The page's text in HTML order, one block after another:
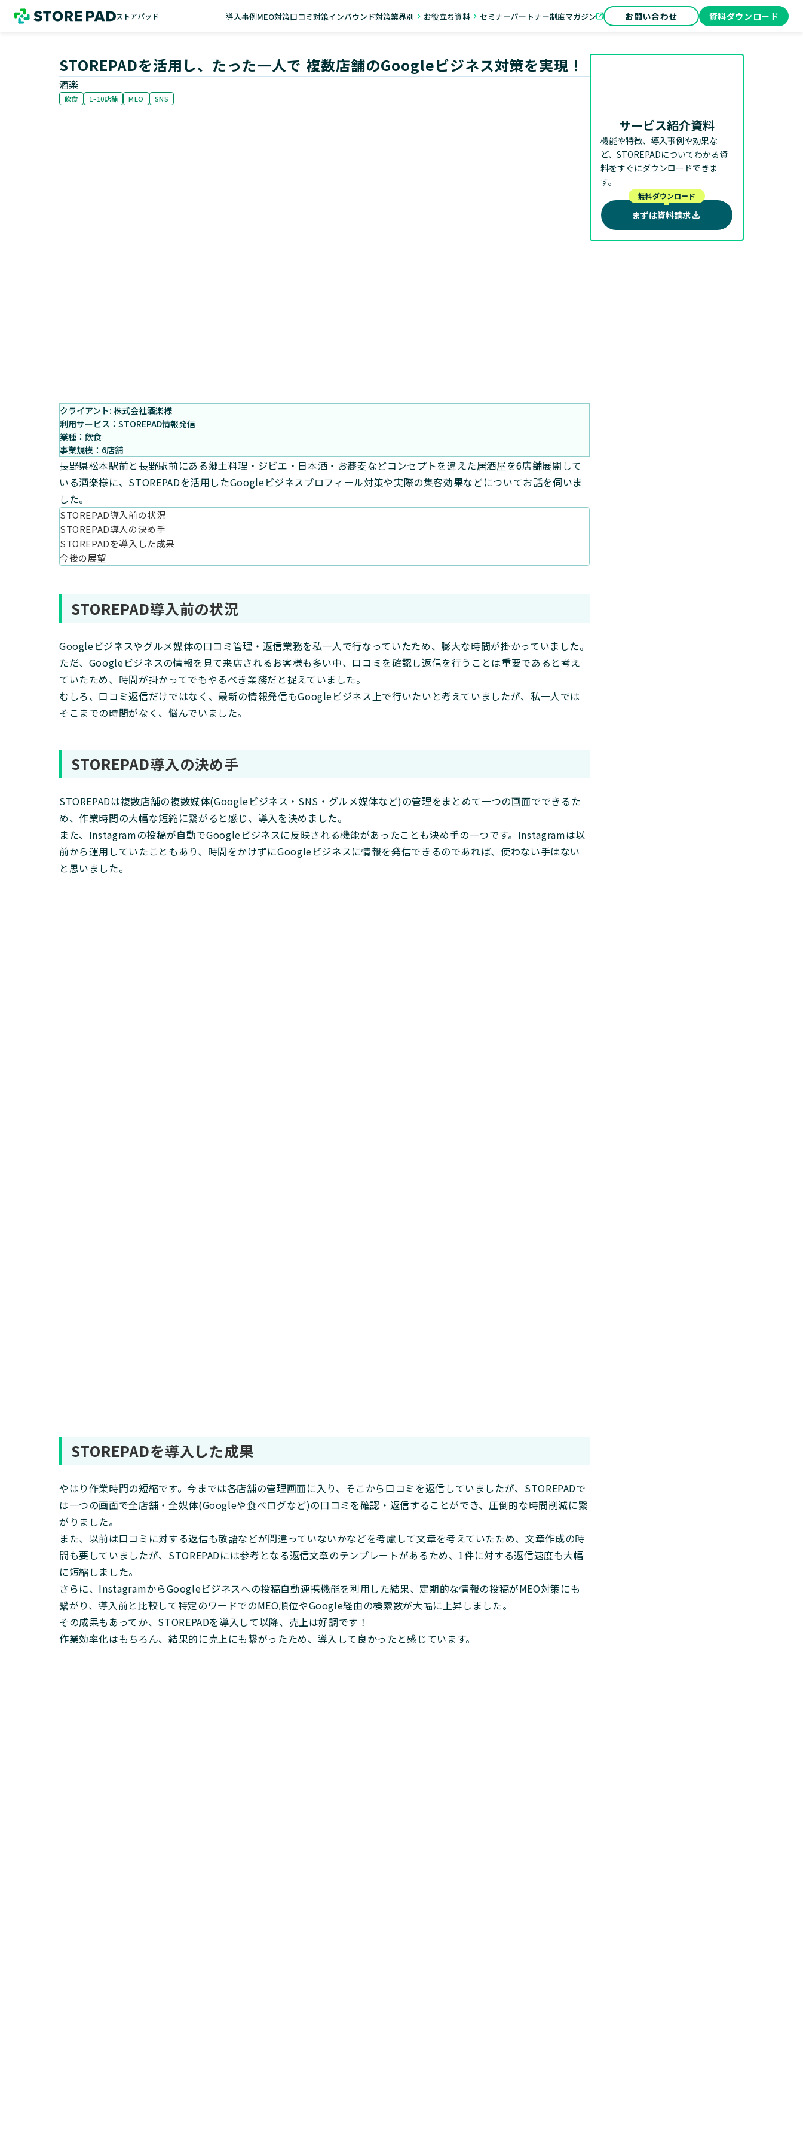
STOREPADを活用し、たった一人で 複数店舗のGoogleビジネス対策を実現！
酒楽
飲食 1~10店舗 MEO SNS
クライアント: 株式会社酒楽様
利用サービス：STOREPAD情報発信
業種：飲食
事業規模：6店舗
長野県松本駅前と長野駅前にある郷土料理・ジビエ・日本酒・お蕎麦などコンセプトを違えた居酒屋を6店舗展開して
いる酒楽様に、STOREPADを活用したGoogleビジネスプロフィール対策や実際の集客効果などについてお話を伺いま
した。
STOREPAD導入前の状況
STOREPAD導入の決め手
STOREPADを導入した成果
今後の展望
STOREPAD導入前の状況
Googleビジネスやグルメ媒体の口コミ管理・返信業務を私一人で行なっていたため、膨大な時間が掛かっていました。
ただ、Googleビジネスの情報を見て来店されるお客様も多い中、口コミを確認し返信を行うことは重要であると考え
ていたため、時間が掛かってでもやるべき業務だと捉えていました。
むしろ、口コミ返信だけではなく、最新の情報発信もGoogleビジネス上で行いたいと考えていましたが、私一人では
そこまでの時間がなく、悩んでいました。
STOREPAD導入の決め手
STOREPADは複数店舗の複数媒体(Googleビジネス・SNS・グルメ媒体など)の管理をまとめて一つの画面でできるた
め、作業時間の大幅な短縮に繋がると感じ、導入を決めました。
また、Instagramの投稿が自動でGoogleビジネスに反映される機能があったことも決め手の一つです。Instagramは以
前から運用していたこともあり、時間をかけずにGoogleビジネスに情報を発信できるのであれば、使わない手はない
と思いました。
STOREPADを導入した成果
やはり作業時間の短縮です。今までは各店舗の管理画面に入り、そこから口コミを返信していましたが、STOREPADで
は一つの画面で全店舗・全媒体(Googleや食べログなど)の口コミを確認・返信することができ、圧倒的な時間削減に繋
がりました。
また、以前は口コミに対する返信も敬語などが間違っていないかなどを考慮して文章を考えていたため、文章作成の時
間も要していましたが、STOREPADには参考となる返信文章のテンプレートがあるため、1件に対する返信速度も大幅
に短縮しました。
さらに、InstagramからGoogleビジネスへの投稿自動連携機能を利用した結果、定期的な情報の投稿がMEO対策にも
繋がり、導入前と比較して特定のワードでのMEO順位やGoogle経由の検索数が大幅に上昇しました。
その成果もあってか、STOREPADを導入して以降、売上は好調です！
作業効率化はもちろん、結果的に売上にも繋がったため、導入して良かったと感じています。
サービス紹介資料
機能や特徴、導入事例や効果な
ど、STOREPADについてわかる資
料をすぐにダウンロードできま
す。
無料ダウンロード
まずは資料請求
ストアパッド 導入事例セミナー資料一覧お知らせ 店舗運営マガジン 飲食店の方へ お問い合わせ 資料ダウンロード
ストアパッド 導入事例MEO対策口コミ対策インバウンド対策業界別 navigate_next お役立ち資料 navigate_next セミナーパートナー制度マガジン お問い合わせ 資料ダウンロード